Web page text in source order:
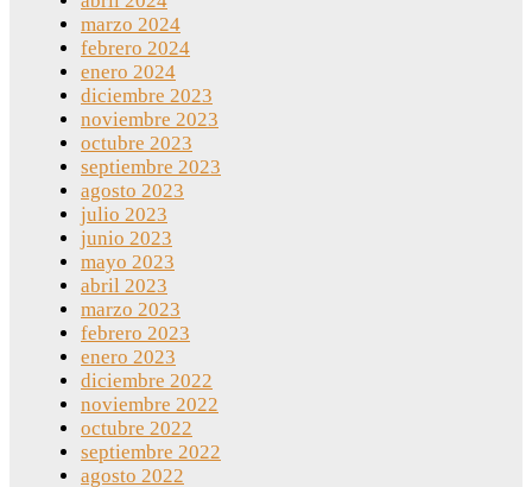
marzo 2024
febrero 2024
enero 2024
diciembre 2023
noviembre 2023
octubre 2023
septiembre 2023
agosto 2023
julio 2023
junio 2023
mayo 2023
abril 2023
marzo 2023
febrero 2023
enero 2023
diciembre 2022
noviembre 2022
octubre 2022
septiembre 2022
agosto 2022